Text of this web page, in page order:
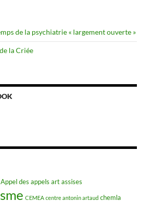
de la psychiatrie « largement ouverte »
la Criée
Appel des appels artassises
CEMEA centre antonin artaud chemla